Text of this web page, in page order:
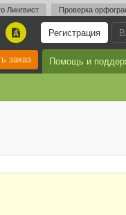
Лингвист Проверка
Регистрация
A
Помощь и
заказ